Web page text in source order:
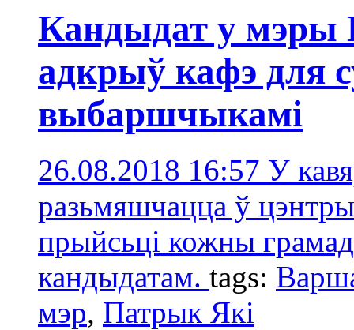
Кандыдат у
адкрыў кафэ для
выбаршчыкамі
26.08.2018 16:57 У
разьмяшчацца ў
прыйсьці кожны
кандыдатам. tags:
мэр, Патрык Які